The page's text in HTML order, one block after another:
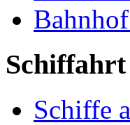
Schiffahrt
Schiffe